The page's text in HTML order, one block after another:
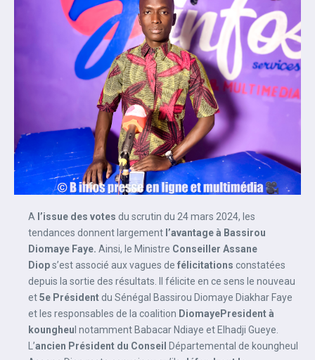
A l’issue des votes du scrutin du 24 mars 2024, les
tendances donnent largement l’avantage à Bassirou
Diomaye Faye. Ainsi, le Ministre Conseiller Assane
Diops’est associé aux vagues de félicitations constatées
depuis la sortie des résultats. Il félicite en ce sens le nouveau
et5e Président du Sénégal Bassirou Diomaye Diakhar Faye
et les responsables de la coalition DiomayePresident à
koungheu l notamment Babacar Ndiaye et Elhadji Gueye.
L’ancien Président du Conseil
Départemental de koungheul